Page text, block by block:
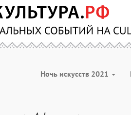
Ночь искусств 2021